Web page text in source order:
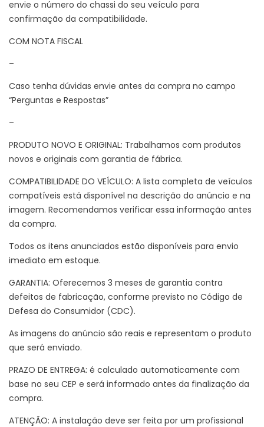
envie o número do chassi do seu veículo para
confirmação da compatibilidade.
COM NOTA FISCAL
–
Caso tenha dúvidas envie antes da compra no campo
“Perguntas e Respostas”
–
PRODUTO NOVO E ORIGINAL: Trabalhamos com produtos
novos e originais com garantia de fábrica.
COMPATIBILIDADE DO VEÍCULO: A lista completa de veículos
compatíveis está disponível na descrição do anúncio e na
imagem. Recomendamos verificar essa informação antes
da compra.
Todos os itens anunciados estão disponíveis para envio
imediato em estoque.
GARANTIA: Oferecemos 3 meses de garantia contra
defeitos de fabricação, conforme previsto no Código de
Defesa do Consumidor (CDC).
As imagens do anúncio são reais e representam o produto
que será enviado.
PRAZO DE ENTREGA: é calculado automaticamente com
base no seu CEP e será informado antes da finalização da
compra.
ATENÇÃO: A instalação deve ser feita por um profissional